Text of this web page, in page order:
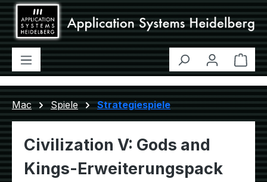
Zum Hauptinhalt springen
Mac Spiele Strategiespiele
Civilization V: Gods and
Kings-Erweiterungspack